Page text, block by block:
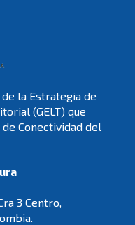
la Estrategia de
(GELT) que
Conectividad del
3 Centro,